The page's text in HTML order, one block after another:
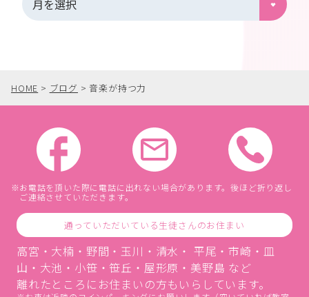
HOME > ブログ >音楽が持つ力
お電話を頂いた際に電話に出れない場合があります。後ほど折り返し
ご連絡させていただきます。
通っていただいている生徒さんのお住まい
高宮・大楠・野間・玉川・清水・ 平尾・市崎・皿
山・大池・小笹・笹丘・屋形原・美野島 など
離れたところにお住まいの方もいらしています。